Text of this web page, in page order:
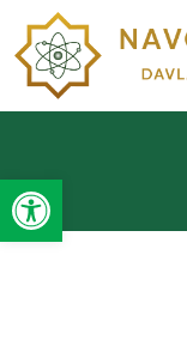
Open toolbar